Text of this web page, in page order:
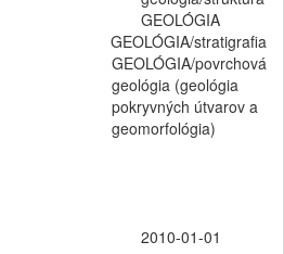
GEOLÓGIA
GEOLÓGIA/stratigrafia
GEOLÓGIA/povrchová
geológia (geológia
pokryvných útvarov a
geomorfológia)
2010-01-01